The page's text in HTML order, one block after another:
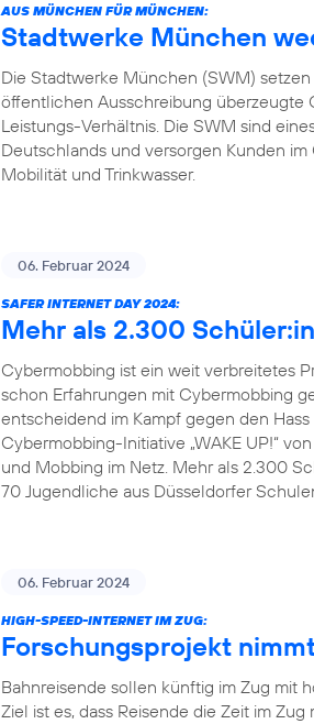
AUS MÜNCHEN FÜR MÜNCHEN:
Stadtwerke München
Die Stadtwerke München (SWM)
öffentlichen Ausschreibung überzeugte
Leistungs-Verhältnis. Die SWM sind
Deutschlands und versorgen Kunden
Mobilität und Trinkwasser.
06. Februar 2024
SAFER INTERNET DAY 2024:
Mehr als 2.300
Cybermobbing ist ein weit verbreitetes
schon Erfahrungen mit Cybermobbing
entscheidend im Kampf gegen den
Cybermobbing-Initiative „WAKE UP!“
und Mobbing im Netz. Mehr als 2.300
70 Jugendliche aus Düsseldorfer
06. Februar 2024
HIGH-SPEED-INTERNET IM ZUG:
Forschungsprojekt
Bahnreisende sollen künftig im Zug mit
Ziel ist es, dass Reisende die Zeit im